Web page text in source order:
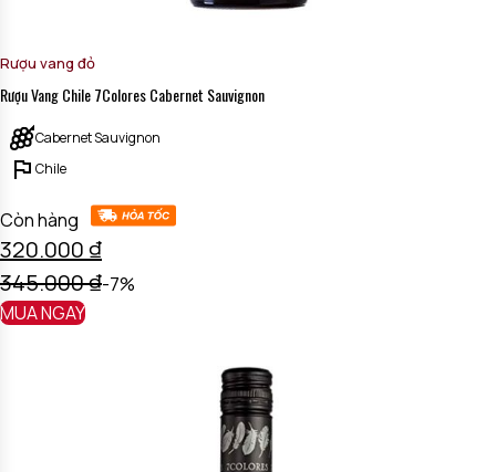
Rượu vang đỏ
Rượu Vang Chile 7Colores Cabernet Sauvignon
Cabernet Sauvignon
Chile
Còn hàng
320.000₫
345.000₫-7%
MUA NGAY